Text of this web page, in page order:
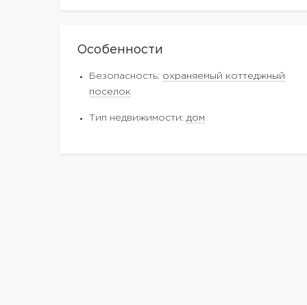
Особенности
Безопасность: охраняемый коттеджный
поселок
Тип недвижимости: дом